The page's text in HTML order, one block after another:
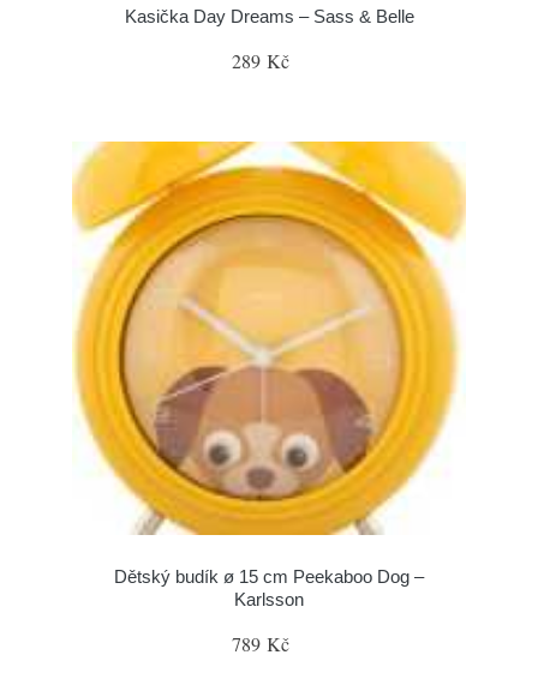
Kasička Day Dreams – Sass & Belle
289 Kč
Dětský budík ø 15 cm Peekaboo Dog –
Karlsson
789 Kč